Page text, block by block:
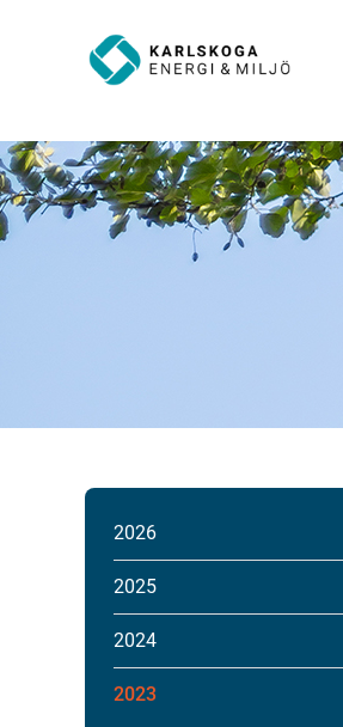
2026
2025
2024
2023